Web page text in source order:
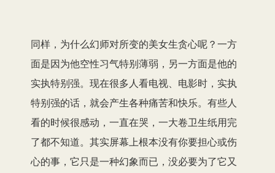
同样，为什么幻师对所变的美女生贪心呢？一方
面是因为他空性习气特别薄弱，另一方面是他的
实执特别强。现在很多人看电视、电影时，实执
特别强的话，就会产生各种痛苦和快乐。有些人
看的时候很感动，一直在哭，一大卷卫生纸用完
了都不知道。其实屏幕上根本没有你要担心或伤
心的事，它只是一种幻象而已，没必要为了它又